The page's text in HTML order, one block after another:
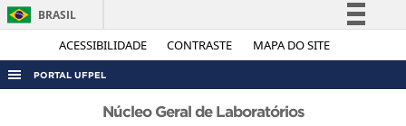
ACESSIBILIDADE CONTRASTE MAPA DO SITE
BRASIL
Simplifique!
PORTAL UFPEL
ACESSO À INFORMAÇÃONúcleo Geral de Laboratórios